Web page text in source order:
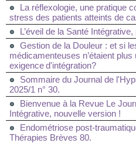
La réflexologie, une pratique
stress des patients atteints de
L’éveil de la Santé
Gestion de la Douleur : et si
médicamenteuses n’étaient
exigence d'intégration?
Sommaire du Journal de
2025/1 n° 30.
Bienvenue à la Revue Le
Intégrative, nouvelle version !
Endométriose post-
Thérapies Brèves 80.